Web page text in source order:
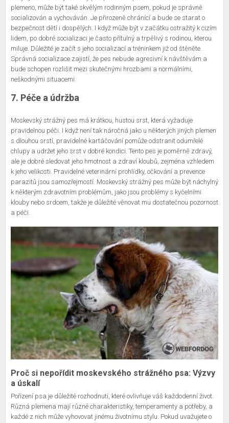
plemeno, může být také skvělým rodinným psem, pokud je správně
socializován a vychováván. Je přirozeně chránící a bude se starat o
bezpečnost dětí i dospělých. I když může být v začátku ostražitý k cizím
lidem, po dobré socializaci je často přítulný a trpělivý s rodinou, kterou
miluje. Důležité je začít s jeho socializací a tréninkem již od štěněte.
Správná socializace zajistí, že pes nebude agresivní k návštěvám a
bude schopen rozlišit mezi skutečnými hrozbami a normálními,
neškodnými situacemi.
7. Péče a údržba
Moskevský strážný pes má krátkou, hustou srst, která vyžaduje
pravidelnou péči. I když není tak náročná jako u některých jiných plemen
s dlouhou srstí, pravidelné kartáčování pomůže odstranit odumřelé
chlupy a udržet jeho srst v dobré kondici. Tento pes je poměrně zdravý,
ale je dobré sledovat jeho hmotnost a zdraví kloubů, zejména vzhledem
k jeho velikosti. Pravidelné veterinární prohlídky, očkování a prevence
parazitů jsou samozřejmostí. Moskevský strážný pes může být náchylný
k některým zdravotním problémům, jako jsou problémy s kyčelními
klouby nebo srdcem, takže je důležité věnovat mu dostatečnou pozornost
a péči.
Proč si nepořídit moskevského strážného psa: Výzvy
a úskalí
Pořízení psa je důležité rozhodnutí, které ovlivňuje váš každodenní život.
Různá plemena mají různé charakteristiky, temperamenty a potřeby, a
každé z nich může vyhovovat jinému životnímu stylu. Pokud uvažujete o